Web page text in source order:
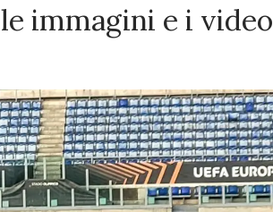
immagini e i video